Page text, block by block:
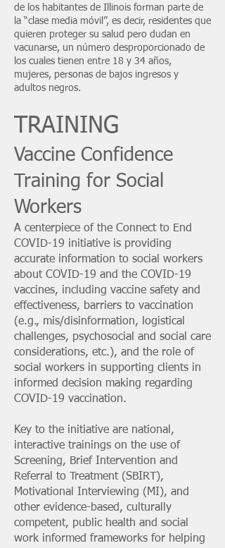
de los habitantes de Illinois forman parte de
la “clase media móvil”, es decir, residentes que
quieren proteger su salud pero dudan en
vacunarse, un número desproporcionado de
los cuales tienen entre 18 y 34 años,
mujeres, personas de bajos ingresos y
adultos negros.
TRAINING
Vaccine Confidence
Training for Social
Workers
A centerpiece of the Connect to End
COVID-19 initiative is providing
accurate information to social workers
about COVID-19 and the COVID-19
vaccines, including vaccine safety and
effectiveness, barriers to vaccination
(e.g., mis/disinformation, logistical
challenges, psychosocial and social care
considerations, etc.), and the role of
social workers in supporting clients in
informed decision making regarding
COVID-19 vaccination.
Key to the initiative are national,
interactive trainings on the use of
Screening, Brief Intervention and
Referral to Treatment (SBIRT),
Motivational Interviewing (MI), and
other evidence-based, culturally
competent, public health and social
work informed frameworks for helping